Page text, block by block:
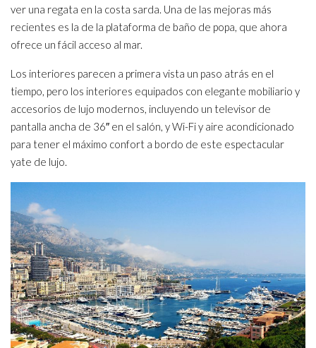
ver una regata en la costa sarda. Una de las mejoras más
recientes es la de la plataforma de baño de popa, que ahora
ofrece un fácil acceso al mar.
Los interiores parecen a primera vista un paso atrás en el
tiempo, pero los interiores equipados con elegante mobiliario y
accesorios de lujo modernos, incluyendo un televisor de
pantalla ancha de 36″ en el salón, y Wi-Fi y aire acondicionado
para tener el máximo confort a bordo de este espectacular
yate de lujo.